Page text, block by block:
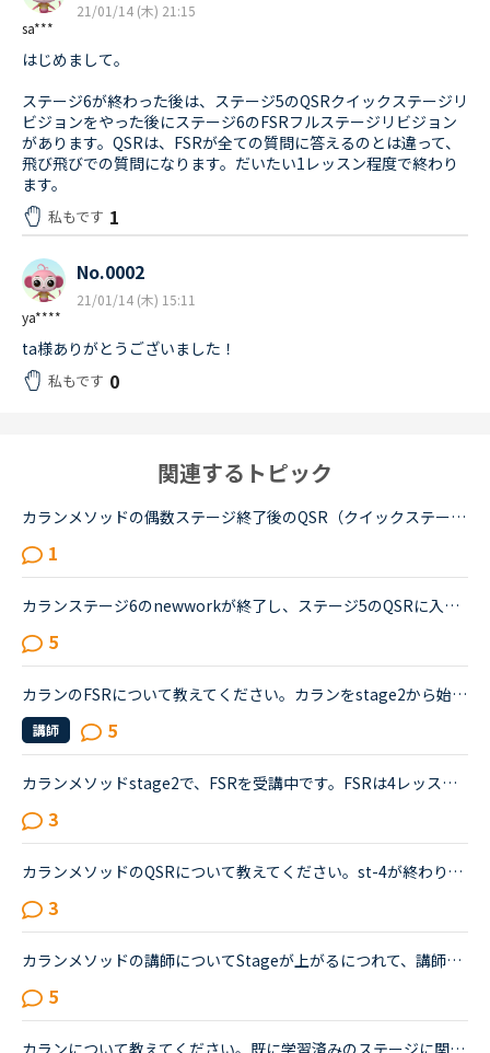
sa***
21/01/14 (木) 21:15
はじめまして。
ステージ6が終わった後は、ステージ5のQSRクイックステージリ
ビジョンをやった後にステージ6のFSRフルステージリビジョン
があります。QSRは、FSRが全ての質問に答えるのとは違って、
飛び飛びでの質問になります。だいたい1レッスン程度で終わり
ます。
私もです 1
ya****
No.0002
21/01/14 (木) 15:11
ta様ありがとうございました！
私もです 0
関連するトピック
カランメソッドの偶数ステージ終了後のQSR（クイックステージリビジョン）について、お尋ねします。いま、ステージ６の終盤に来ていて、来週末ごろからFSRに入りそうです。ステージ５ではFSRも結構時間がかかった...
1
カランステージ6のnewworkが終了し、ステージ5のQSRに入りました。前回ステージ3のQSRをしたときは「えっ、もう終わり？」というぐらいあっさり終わったので、ステージ5の復習は全くせずQSRに突入しました。が全...
5
カランのFSRについて教えてください。カランをstage2から始めて、今stage2のFSRをしているところです。FSRの前にstage1のQSRをするものと思っていたのですがありませんでした。日本人カウンセラーの方にも確認し...
講師 5
カランメソッドstage2で、FSRを受講中です。FSRは4レッスンやって最後のlesson24だけ残っているので、次回のレッスンでFSRが終了すると思われます。これまで4回のFSRで、たまたま、超人気の講師の枠がスポット的...
3
カランメソッドのQSRについて教えてください。st-4が終わり、st-3のQSRに入りました。QSRとは、テキストの最初の方から順番に問題が少し端折られつつ出題されるのだと考えていたのですが、今日のQSRはそうではな...
3
カランメソッドの講師についてStageが上がるにつれて、講師のキャンセル率が高くなると感じている方はいらっしゃいますか？というのも、最近カラン予約を立て続けにキャンセルされ、運良く代替の先生が割り当てら...
5